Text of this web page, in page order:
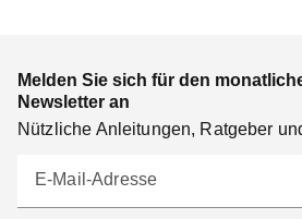
Melden Sie sich für den
Newsletter an
Nützliche Anleitungen, Ratgeber
E-Mail-Adresse